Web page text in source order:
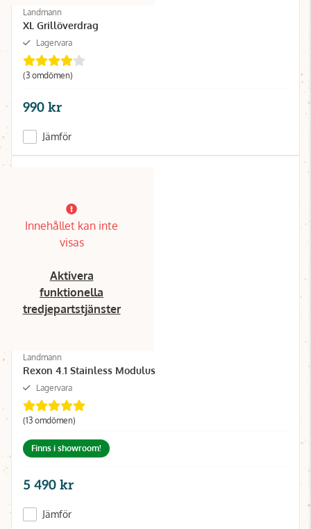
Landmann
XL Grillöverdrag
Lagervara
(3 omdömen)
990 kr
Jämför
Innehållet kan inte
visas
Aktivera
funktionella
tredjepartstjänster
Landmann
Rexon 4.1 Stainless Modulus
Lagervara
(13 omdömen)
Finns i showroom!
5 490 kr
Jämför